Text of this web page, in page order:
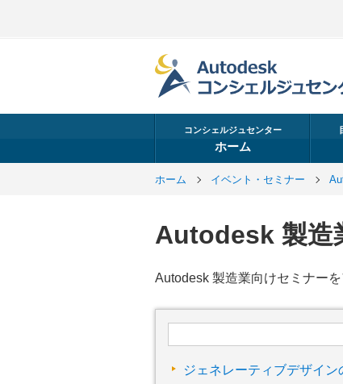
コンシェルジュセンター
ホーム
ホーム イベント・セミナー
Autodesk 製造
Autodesk 製造業向けセミナーを
ジェネレーティブデザイン